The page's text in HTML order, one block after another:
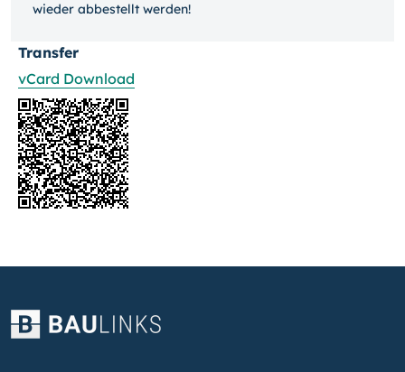
wieder ab­bestellt werden!
Transfer
vCard Download